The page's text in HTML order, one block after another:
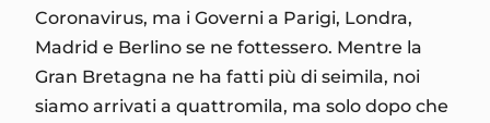
Coronavirus, ma i Governi a Parigi, Londra,
Madrid e Berlino se ne fottessero. Mentre la
Gran Bretagna ne ha fatti più di seimila, noi
siamo arrivati a quattromila, ma solo dopo che